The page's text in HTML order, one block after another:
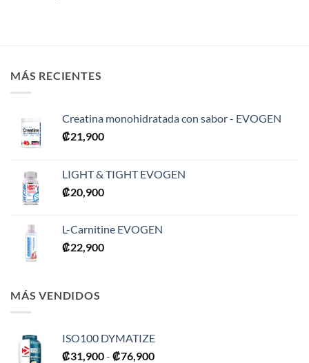
MÁS RECIENTES
Creatina monohidratada con sabor - EVOGEN
₡21,900
LIGHT & TIGHT EVOGEN
₡20,900
L-Carnitine EVOGEN
₡22,900
MÁS VENDIDOS
ISO100 DYMATIZE
₡31,900- ₡76,900Rango